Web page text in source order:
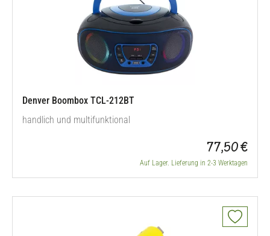
Denver Boombox TCL-212BT
handlich und multifunktional
77,50 €
Auf Lager. Lieferung in 2-3 Werktagen